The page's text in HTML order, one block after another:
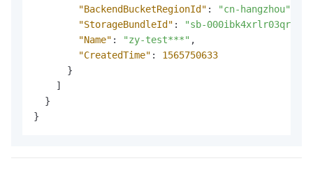
"BackendBucketRegionId" : "cn-hangzhou"
"StorageBundleId" :
"sb-
"Name" : "zy-test***" ,
"CreatedTime" :
1565750633
}
]
}
}